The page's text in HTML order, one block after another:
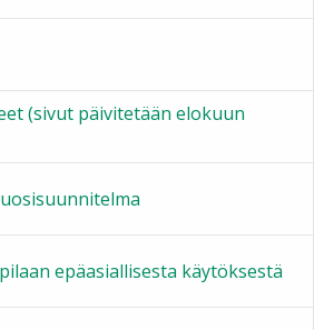
(sivut päivitetään elokuun
epäasiallisesta käytöksestä